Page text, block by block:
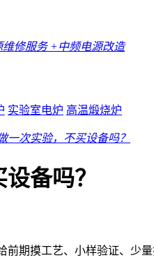
维修服务 +中频电源改造
实验室电炉 高温煅烧炉
一次实验，不买设备吗？
备吗？
前期摸工艺、小样验证、